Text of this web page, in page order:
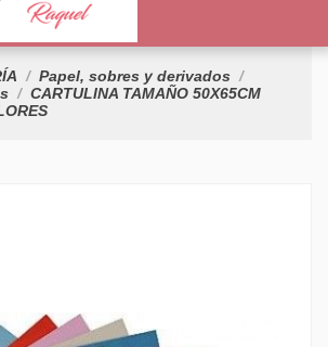
Papel, sobres y derivados
CARTULINA TAMAÑO 50X65CM